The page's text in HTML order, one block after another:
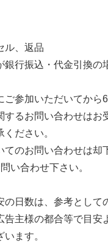
ル、返品
銀行振込・代金引換の
ご参加いただいてから
するお問い合わせはお
ださい。
てのお問い合わせは却
い合わせ下さい。
日数は、参考として
告主様の都合等で目安
ます。